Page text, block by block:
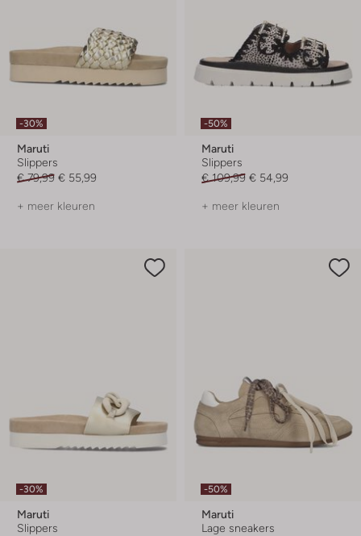
-30%
Maruti
Slippers
€ 79,99 € 55,99
+ meer kleuren
-50%
Maruti
Slippers
€ 109,99 € 54,99
+ meer kleuren
-30%
Maruti
Slippers
-50%
Maruti
Lage sneakers